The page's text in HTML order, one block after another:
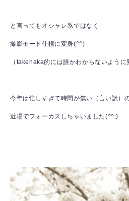
と言ってもオシャレ系ではなく
撮影モード仕様に変身(^^)
（takenaka的には誰かわからないように
今年は忙しすぎて時間が無い（言い訳）
近場でフォーカスしちゃいました(^^;)